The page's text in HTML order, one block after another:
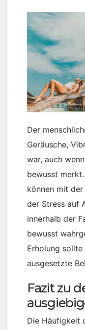
Der
Geräusche,
war, auch
bewusst
können mit
der Stress auf
innerhalb der
bewusst
Erholung
ausgesetzte
Fazit zu
Die Häufigkeit